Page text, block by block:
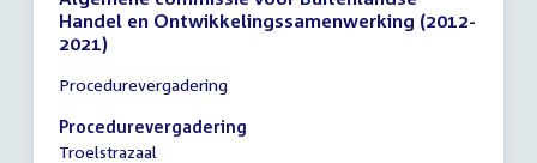
Handel en Ontwikkelingssamenwerking (2012-
2021)
vergadering
13:45
-
Procedurevergadering
Procedurevergadering
Troelstrazaal